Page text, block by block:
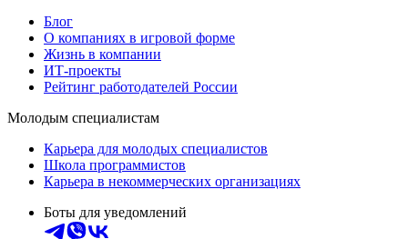
Блог
О компаниях в игровой форме
Жизнь в компании
ИТ-проекты
Рейтинг работодателей России
Молодым специалистам
Карьера для молодых специалистов
Школа программистов
Карьера в некоммерческих организациях
Боты для уведомлений